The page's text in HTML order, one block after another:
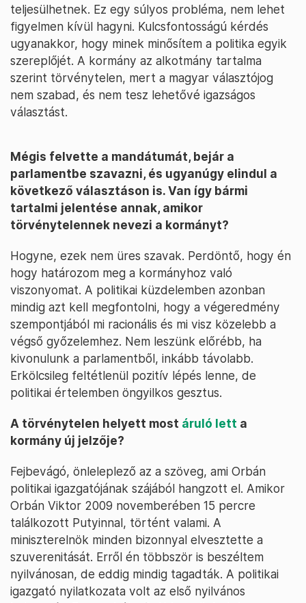
teljesülhetnek. Ez egy súlyos probléma, nem lehet
figyelmen kívül hagyni. Kulcsfontosságú kérdés
ugyanakkor, hogy minek minősítem a politika egyik
szereplőjét. A kormány az alkotmány tartalma
szerint törvénytelen, mert a magyar választójog
nem szabad, és nem tesz lehetővé igazságos
választást.
Mégis felvette a mandátumát, bejár a
parlamentbe szavazni, és ugyanúgy elindul a
következő választáson is. Van így bármi
tartalmi jelentése annak, amikor
törvénytelennek nevezi a kormányt?
Hogyne, ezek nem üres szavak. Perdöntő, hogy én
hogy határozom meg a kormányhoz való
viszonyomat. A politikai küzdelemben azonban
mindig azt kell megfontolni, hogy a végeredmény
szempontjából mi racionális és mi visz közelebb a
végső győzelemhez. Nem leszünk előrébb, ha
kivonulunk a parlamentből, inkább távolabb.
Erkölcsileg feltétlenül pozitív lépés lenne, de
politikai értelemben öngyilkos gesztus.
A törvénytelen helyett most áruló lett a
kormány új jelzője?
Fejbevágó, önleleplező az a szöveg, ami Orbán
politikai igazgatójának szájából hangzott el. Amikor
Orbán Viktor 2009 novemberében 15 percre
találkozott Putyinnal, történt valami. A
miniszterelnök minden bizonnyal elvesztette a
szuverenitását. Erről én többször is beszéltem
nyilvánosan, de eddig mindig tagadták. A politikai
igazgató nyilatkozata volt az első nyilvános